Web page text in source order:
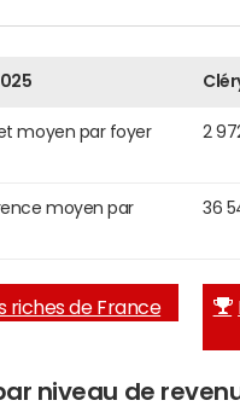
moyen par foyer
2
moyen par
36
riches de France
niveau de